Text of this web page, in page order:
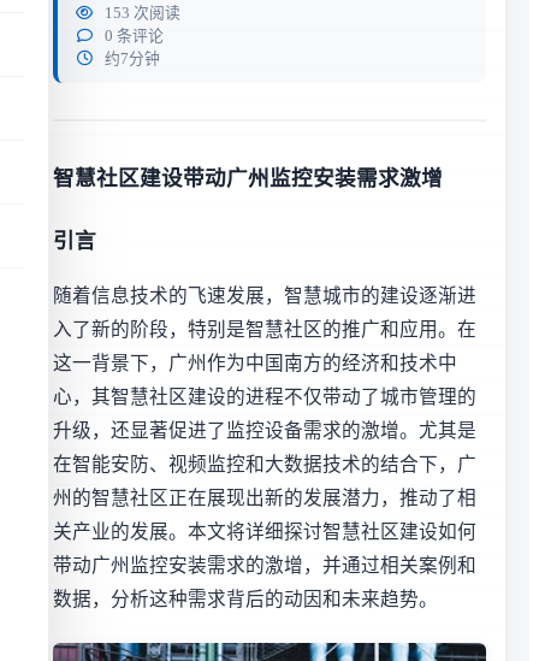
153 次阅读
0 条评论
约7分钟
智慧社区建设带动广州监控安装需求激增
引言
随着信息技术的飞速发展，智慧城市的建设逐渐进
入了新的阶段，特别是智慧社区的推广和应用。在
这一背景下，广州作为中国南方的经济和技术中
心，其智慧社区建设的进程不仅带动了城市管理的
升级，还显著促进了监控设备需求的激增。尤其是
在智能安防、视频监控和大数据技术的结合下，广
州的智慧社区正在展现出新的发展潜力，推动了相
关产业的发展。本文将详细探讨智慧社区建设如何
带动广州监控安装需求的激增，并通过相关案例和
数据，分析这种需求背后的动因和未来趋势。